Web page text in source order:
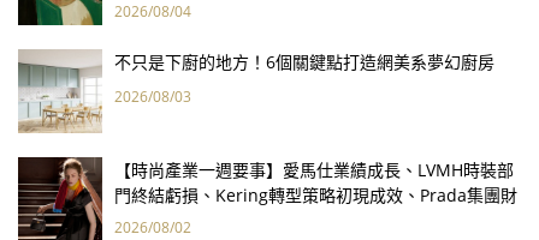
2026/08/04
不只是下廚的地方！6個關鍵點打造網美系夢幻廚房
2026/08/03
【時尚產業一週要事】愛馬仕業績成長、LVMH時裝部
門終結虧損、Kering轉型策略初現成效、Prada集團財
報亮眼
2026/08/02